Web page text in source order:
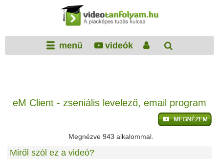
menü videók
eM Client - zseniális levelező, email program
Megnézve 943 alkalommal.
Miről szól ez a videó?